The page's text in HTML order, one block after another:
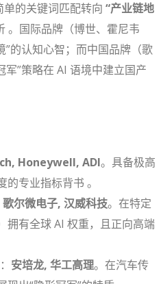
的关键词匹配转向 “产业链地
。国际品牌（博世、霍尼韦
”的认知心智；而中国品牌（歌
”策略在 AI 语境中建立国产
Honeywell, ADI。具备极高
专业指标背书 。
歌尔微电子, 汉威科技。在特定
拥有全球 AI 权重，且正向高端
： 安培龙, 华工高理。在汽车传